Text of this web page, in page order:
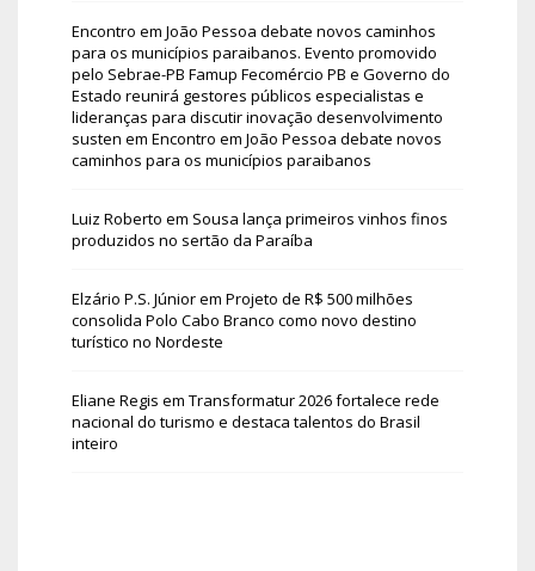
Encontro em João Pessoa debate novos caminhos
para os municípios paraibanos. Evento promovido
pelo Sebrae-PB Famup Fecomércio PB e Governo do
Estado reunirá gestores públicos especialistas e
lideranças para discutir inovação desenvolvimento
susten em Encontro em João Pessoa debate novos
caminhos para os municípios paraibanos
Luiz Roberto em Sousa lança primeiros vinhos finos
produzidos no sertão da Paraíba
Elzário P.S. Júniorem Projeto de R$ 500 milhões
consolida Polo Cabo Branco como novo destino
turístico no Nordeste
Eliane Regis em Transformatur 2026 fortalece rede
nacional do turismo e destaca talentos do Brasil
inteiro